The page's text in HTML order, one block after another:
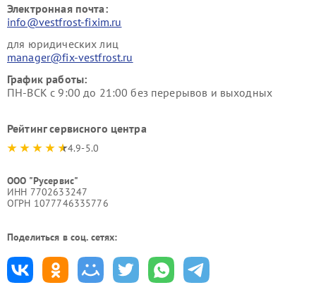
Электронная почта:
info@vestfrost-fixim.ru
для юридических лиц
manager@fix-vestfrost.ru
График работы:
ПН-ВСК с 9:00 до 21:00 без перерывов и выходных
Рейтинг сервисного центра
4.9-5.0
ООО "Русервис"
ИНН 7702633247
ОГРН 1077746335776
Поделиться в соц. сетях: